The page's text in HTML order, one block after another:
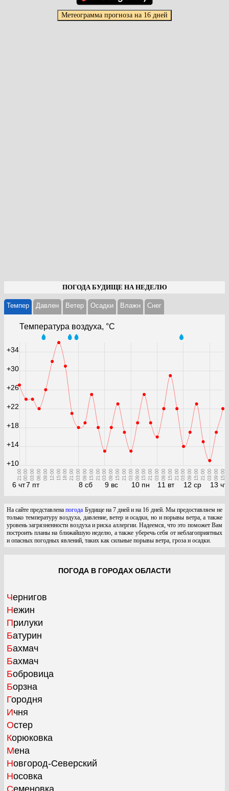
ПОГОДА БУДИЩЕ НА НЕДЕЛЮ
Темпер Давлен Ветер Осадки Влажн Cнег
Температура воздуха, °С
6 чт
21:00
7 пт
00:00 03:00 06:00 09:00 12:00 15:00 18:00 21:00
8 сб
03:00 09:00 15:00 21:00
9 вс
03:00 09:00 15:00 21:00
10 пн
03:00 09:00 15:00 21:00
11 вт
03:00 09:00 15:00 21:00
12 ср
03:00 09:00 15:00 21:00
13 чт
03:00 09:00 15:00
+10
+14
+18
+22
+26
+30
+34
На сайте представленапогода Будище на 7 дней и на 16 дней. Мы предоставляем не
только температуру воздуха, давление, ветер и осадки, но и порывы ветра, а также
уровень загрязненности воздуха и риска аллергии. Надеемся, что это поможет Вам
построить планы на ближайшую неделю, а также уберечь себя от неблагоприятных
и опасных погодных явлений, таких как сильные порывы ветра, гроза и осадки.
ПОГОДА В ГОРОДАХ ОБЛАСТИ
Чернигов
Нежин
Прилуки
Батурин
Бахмач
Бахмач
Бобровица
Борзна
Городня
Ичня
Остер
Корюковка
Мена
Новгород-Северский
Носовка